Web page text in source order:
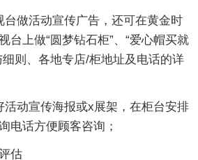
台做活动宣传广告，还可在黄金时
台上做“圆梦钻石柜”、“爱心帽买就
则、各地专店/柜地址及电话的详
活动宣传海报或x展架，在柜台安排
电话方便顾客咨询；
估